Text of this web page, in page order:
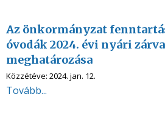
Az önkormányzat
óvodák 2024. évi nyári
meghatározása
Közzétéve: 2024. jan. 12.
Tovább...